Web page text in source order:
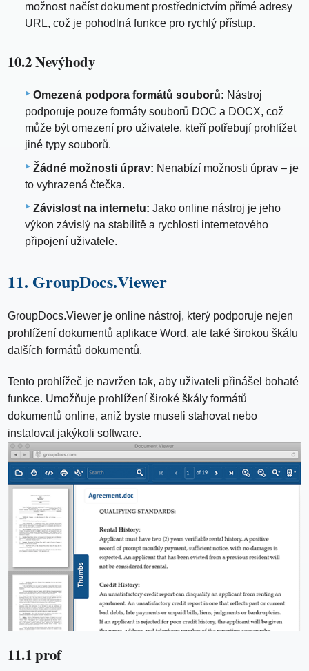
možnost načíst dokument prostřednictvím přímé adresy
URL, což je pohodlná funkce pro rychlý přístup.
10.2 Nevýhody
Omezená podpora formátů souborů: Nástroj
podporuje pouze formáty souborů DOC a DOCX, což
může být omezení pro uživatele, kteří potřebují prohlížet
jiné typy souborů.
Žádné možnosti úprav: Nenabízí možnosti úprav – je
to vyhrazená čtečka.
Závislost na internetu: Jako online nástroj je jeho
výkon závislý na stabilitě a rychlosti internetového
připojení uživatele.
11. GroupDocs.Viewer
GroupDocs.Viewer je online nástroj, který podporuje nejen
prohlížení dokumentů aplikace Word, ale také širokou škálu
dalších formátů dokumentů.
Tento prohlížeč je navržen tak, aby uživateli přinášel bohaté
funkce. Umožňuje prohlížení široké škály formátů
dokumentů online, aniž byste museli stahovat nebo
instalovat jakýkoli software.
11.1 prof